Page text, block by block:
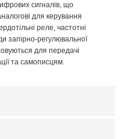
сигналів, що
для керування
реле, частотні
запірно-регулювальної
для передачі
та самописцям.